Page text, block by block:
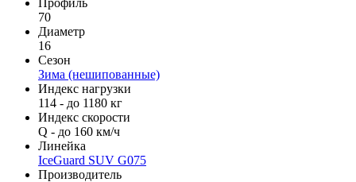
70
Диаметр
16
Сезон
Зима (нешипованные)
Индекс нагрузки
114 - до 1180 кг
Индекс скорости
Q - до 160 км/ч
Линейка
IceGuard SUV G075
Производитель